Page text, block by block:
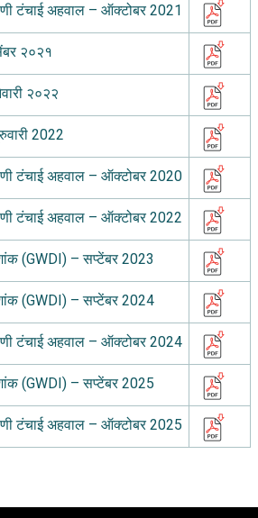
टंचाई अहवाल – ऑक्टोबर 2021
२०२१
२०२२
2022
टंचाई अहवाल – ऑक्टोबर 2020
टंचाई अहवाल – ऑक्टोबर 2022
(GWDI) – सप्टेंबर 2023
(GWDI) – सप्टेंबर 2024
टंचाई अहवाल – ऑक्टोबर 2024
(GWDI) – सप्टेंबर 2025
टंचाई अहवाल – ऑक्टोबर 2025